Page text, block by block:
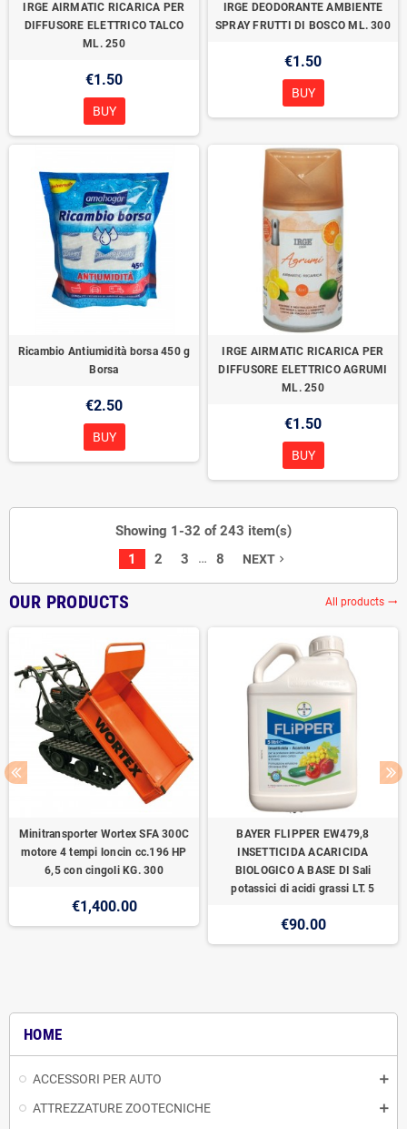
HOME
ACCESSORI PER AUTO
ATTREZZATURE ZOOTECNICHE
IRGE AIRMATIC RICARICA PER
DIFFUSORE ELETTRICO TALCO
ML. 250
€1.50
BUY
IRGE DEODORANTE AMBIENTE
SPRAY FRUTTI DI BOSCO ML. 300
€1.50
BUY
Ricambio Antiumidità borsa 450 g
Borsa
€2.50
BUY
IRGE AIRMATIC RICARICA PER
DIFFUSORE ELETTRICO AGRUMI
ML. 250
€1.50
BUY
Showing 1-32 of 243 item(s)
1
2 3 … 8 NEXT navigate_next
OUR PRODUCTS All products trending_flat
Minitransporter Wortex SFA 300C
motore 4 tempi loncin cc.196 HP
6,5 con cingoli KG. 300
€1,400.00
BAYER FLIPPER EW479,8
INSETTICIDA ACARICIDA
BIOLOGICO A BASE DI Sali
potassici di acidi grassi LT. 5
€90.00